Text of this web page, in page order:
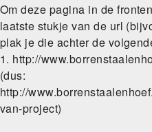
Om deze pagina in de
laatste stukje van de url
plak je die achter de
1. http://
(dus:
http://
van-project)